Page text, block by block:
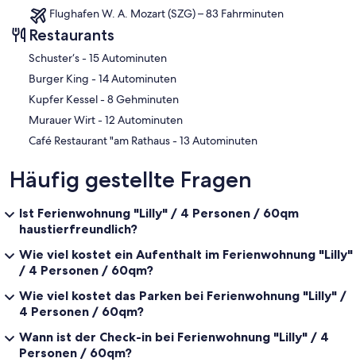
Flughafen W. A. Mozart (SZG) – 83 Fahrminuten
Restaurants
‪Schuster‘s - ‬15 Autominuten
‪Burger King - ‬14 Autominuten
‪Kupfer Kessel - ‬8 Gehminuten
‪Murauer Wirt - ‬12 Autominuten
‪Café Restaurant "am Rathaus - ‬13 Autominuten
Häufig gestellte Fragen
Ist Ferienwohnung "Lilly" / 4 Personen / 60qm
haustierfreundlich?
Wie viel kostet ein Aufenthalt im Ferienwohnung "Lilly"
/ 4 Personen / 60qm?
Wie viel kostet das Parken bei Ferienwohnung "Lilly" /
4 Personen / 60qm?
Wann ist der Check-in bei Ferienwohnung "Lilly" / 4
Personen / 60qm?